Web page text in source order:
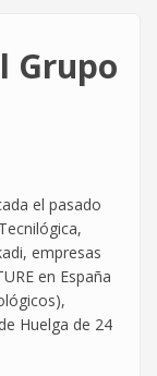
Grupo
el pasado
empresas
en España
Huelga de 24